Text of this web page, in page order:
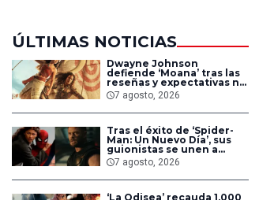
ÚLTIMAS NOTICIAS
Dwayne Johnson
defiende ‘Moana’ tras las
reseñas y expectativas no
cumplidas: ‘Así son las
cosas’
7 agosto, 2026
Tras el éxito de ‘Spider-
Man: Un Nuevo Día’, sus
guionistas se unen a
‘Avengers: Doomsday’ y
‘Secret Wars’
7 agosto, 2026
‘La Odisea’ recauda 1,000